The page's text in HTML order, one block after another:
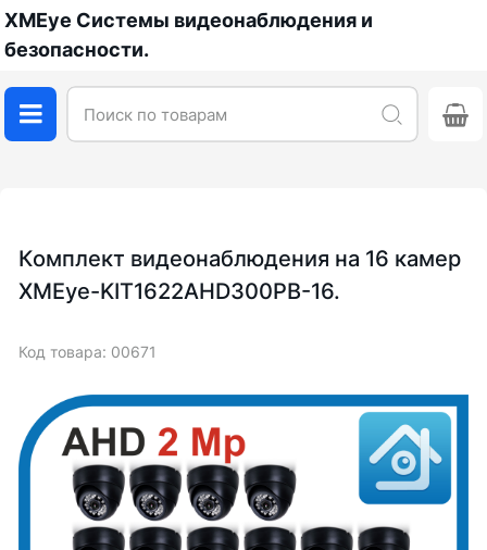
XMEye Системы видеонаблюдения и
безопасности.
Комплект видеонаблюдения на 16 камер
XMEye-KIT1622AHD300PB-16.
Код товара: 00671